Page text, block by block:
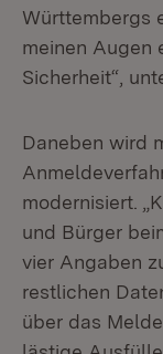
Württembergs
meinen Augen
Sicherheit“,
Daneben wird
modernisiert.
und Bürger
vier Angaben
restlichen
über das